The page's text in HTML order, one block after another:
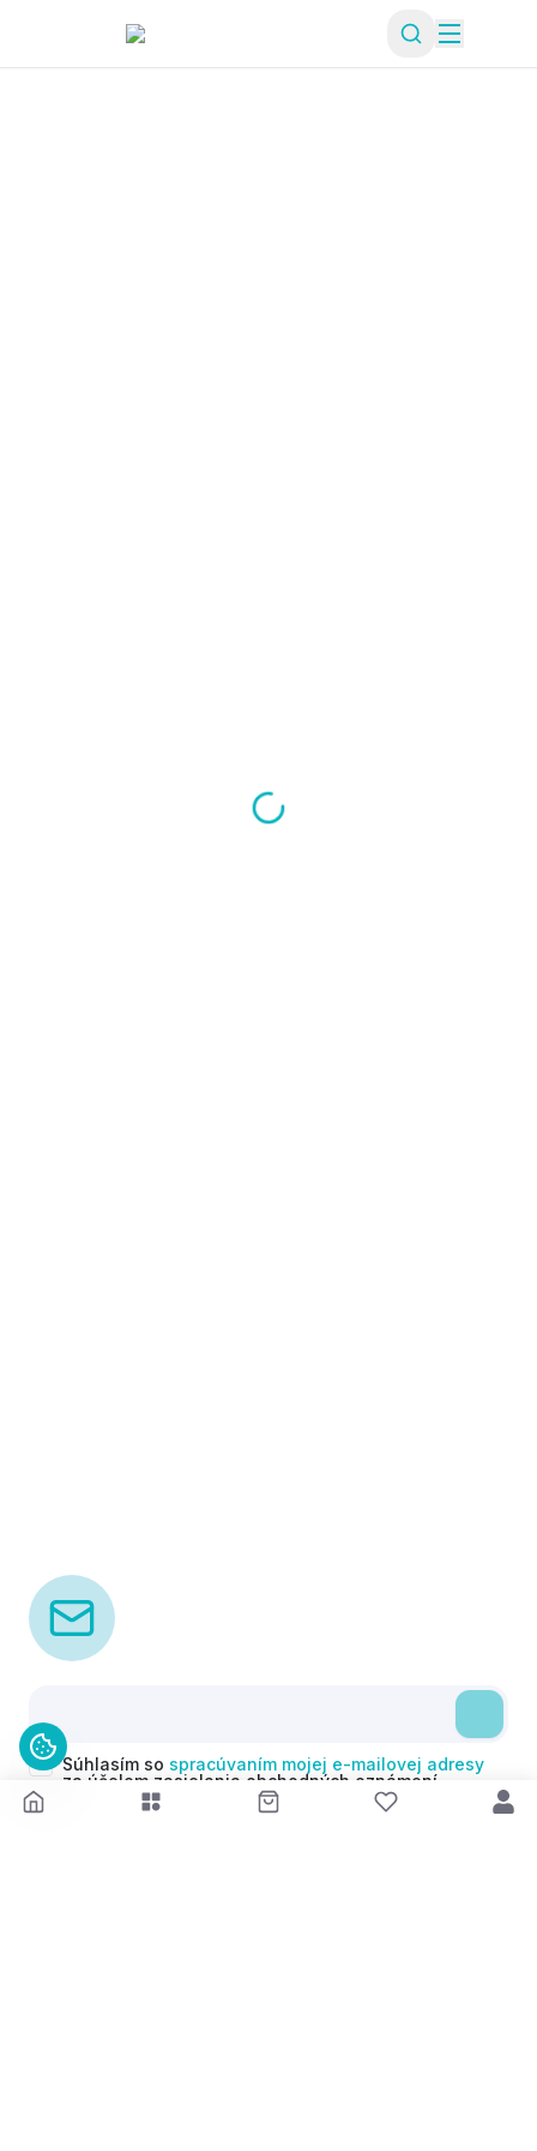
Súhlasím so spracúvaním mojej e-mailovej adresy
za účelom zasielania obchodných oznámení
(newsletterov) v súlade s čl. 6 ods. 1 písm. a)
Nariadenia GDPR. Svoj súhlas môžem kedykoľvek